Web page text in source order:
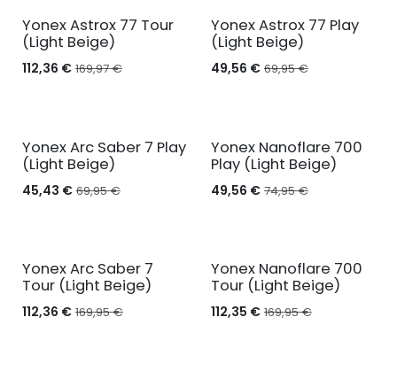
NIEUW
Yonex Astrox 77 Tour
(Light Beige)
112,36 € 169,97€
NIEUW
Yonex Astrox 77 Play
(Light Beige)
49,56 € 69,95€
NIEUW
Yonex Arc Saber 7 Play
(Light Beige)
45,43 € 69,95€
Yonex Nanoflare 700
Play (Light Beige)
49,56 € 74,95€
NIEUW
Yonex Arc Saber 7
Tour (Light Beige)
112,36 € 169,95€
Yonex Nanoflare 700
Tour (Light Beige)
112,35 € 169,95€